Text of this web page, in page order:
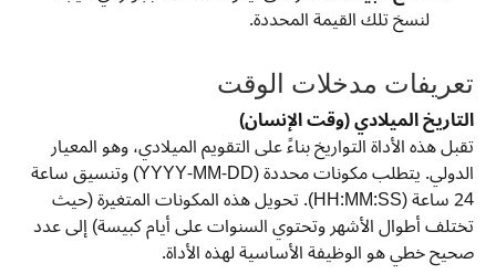
لنسخ تلك القيمة المحددة.
تعريفات مدخلات الوقت
التاريخ الميلادي (وقت الإنسان)
تقبل هذه الأداة التواريخ بناءً على التقويم الميلادي، وهو المعيار
الدولي. يتطلب مكونات محددة (YYYY-MM-DD) وتنسيق ساعة
24 ساعة (HH:MM:SS). تحويل هذه المكونات المتغيرة (حيث
تختلف أطوال الأشهر وتحتوي السنوات على أيام كبيسة) إلى عدد
صحيح خطي هو الوظيفة الأساسية لهذه الأداة.